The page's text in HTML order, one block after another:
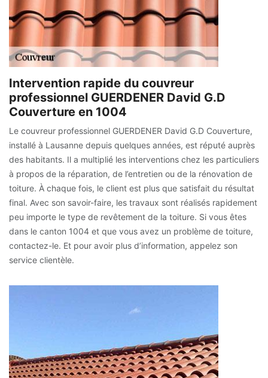
Intervention rapide du couvreur
professionnel GUERDENER David G.D
Couverture en 1004
Le couvreur professionnel GUERDENER David G.D Couverture,
installé à Lausanne depuis quelques années, est réputé auprès
des habitants. Il a multiplié les interventions chez les particuliers
à propos de la réparation, de l’entretien ou de la rénovation de
toiture. À chaque fois, le client est plus que satisfait du résultat
final. Avec son savoir-faire, les travaux sont réalisés rapidement
peu importe le type de revêtement de la toiture. Si vous êtes
dans le canton 1004 et que vous avez un problème de toiture,
contactez-le. Et pour avoir plus d’information, appelez son
service clientèle.